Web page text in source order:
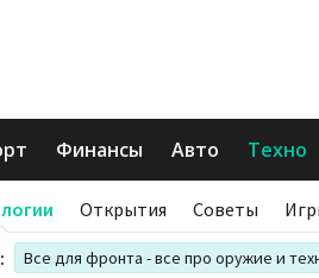
Финансы Авто Техно
Открытия Советы
Все для фронта - все про оружие и